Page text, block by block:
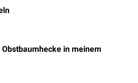
in meinem